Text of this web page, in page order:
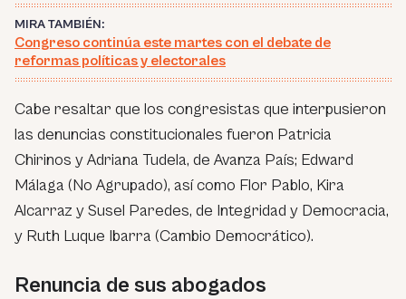
MIRA TAMBIÉN:
Congreso continúa este martes con el debate de
reformas políticas y electorales
Cabe resaltar que los congresistas que interpusieron
las denuncias constitucionales fueron Patricia
Chirinos y Adriana Tudela, de Avanza País; Edward
Málaga (No Agrupado), así como Flor Pablo, Kira
Alcarraz y Susel Paredes, de Integridad y Democracia,
y Ruth Luque Ibarra (Cambio Democrático).
Renuncia de sus abogados